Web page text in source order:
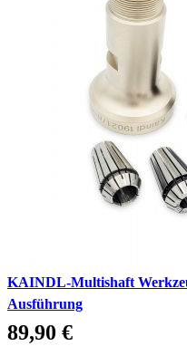
KAINDL-Multishaft
Ausführung
89,90 €